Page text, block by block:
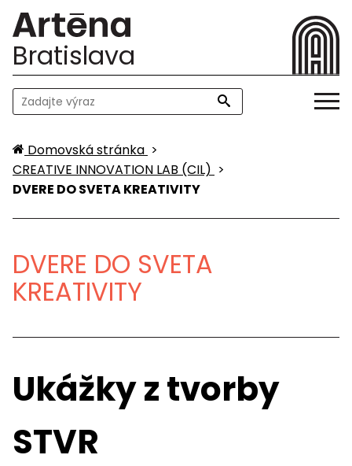
Bratislava
Domovská stránka >
CREATIVE INNOVATION LAB (CIL) >
DVERE DO SVETA KREATIVITY
DVERE DO SVETA
KREATIVITY
Ukážky z tvorby
STVR